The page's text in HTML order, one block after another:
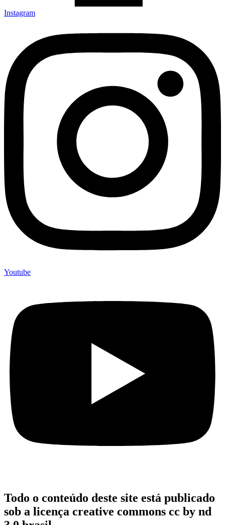
Instagram
Youtube
Todo o conteúdo deste site está publicado
sob a licença creative commons cc by nd